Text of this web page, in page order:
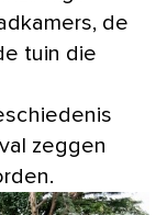
de
tuin die
zeggen